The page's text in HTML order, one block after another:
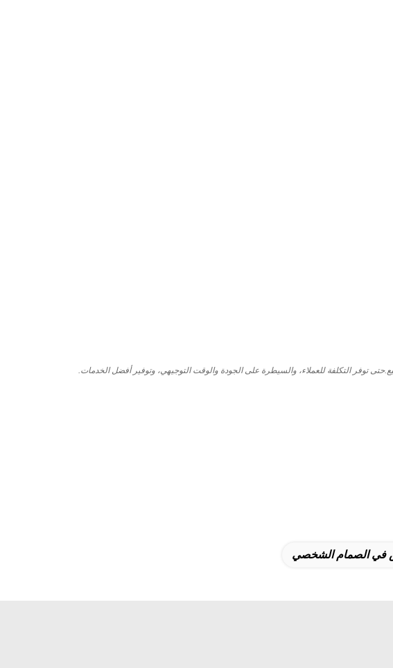
توفر التكلفة للعملاء، والسيطرة على الجودة والوقت التوجيهي، وتوفير أفضل الخدمات.
في الصمام الشخصي